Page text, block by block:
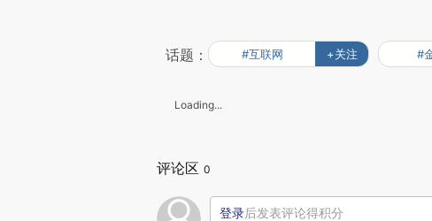
话题： #互联网 +关注 #
Loading...
评论区 0
登录后发表评论得积分